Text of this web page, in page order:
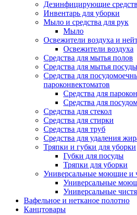
Дезинфицирующие
Инвентарь для уборки
Мыло и средства для рук
Мыло
Освежители воздуха и
Освежители воздуха
Средства для мытья полов
Средства для мытья посуды
Средства для
пароконвектоматов
Средства для
Средства для
Средства для стекол
Средства для стирки
Средства для труб
Средства для удаления
Тряпки и губки для уборки
Губки для посуды
Тряпки для уборки
Универсальные моющие и
Универсальные
Универсальные
Вафельное и нетканое полотно
Канцтовары